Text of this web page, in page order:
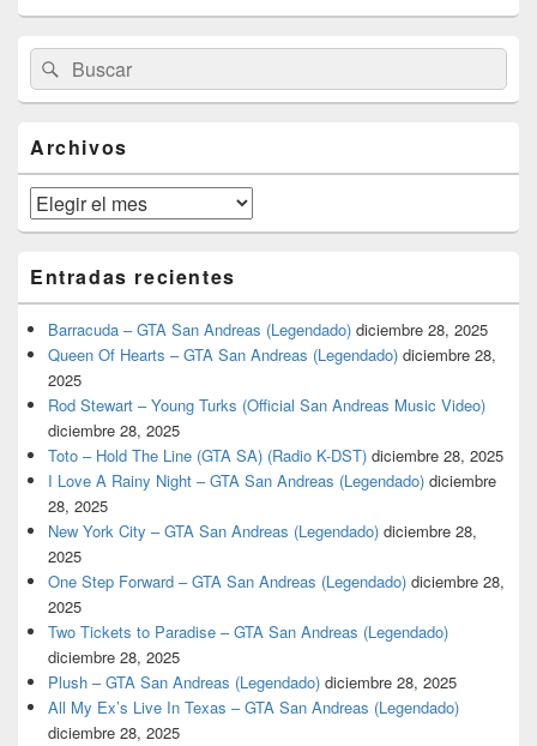
área
de
widget
lateral
primaria
Buscar
por:
Buscar
Archivos
Archivos
Entradas recientes
Barracuda – GTA San Andreas (Legendado) diciembre 28, 2025
Queen Of Hearts – GTA San Andreas (Legendado) diciembre 28,
2025
Rod Stewart – Young Turks (Official San Andreas Music Video)
diciembre 28, 2025
Toto – Hold The Line (GTA SA) (Radio K-DST) diciembre 28, 2025
I Love A Rainy Night – GTA San Andreas (Legendado) diciembre
28, 2025
New York City – GTA San Andreas (Legendado) diciembre 28,
2025
One Step Forward – GTA San Andreas (Legendado) diciembre 28,
2025
Two Tickets to Paradise – GTA San Andreas (Legendado)
diciembre 28, 2025
Plush – GTA San Andreas (Legendado) diciembre 28, 2025
All My Ex’s Live In Texas – GTA San Andreas (Legendado)
diciembre 28, 2025